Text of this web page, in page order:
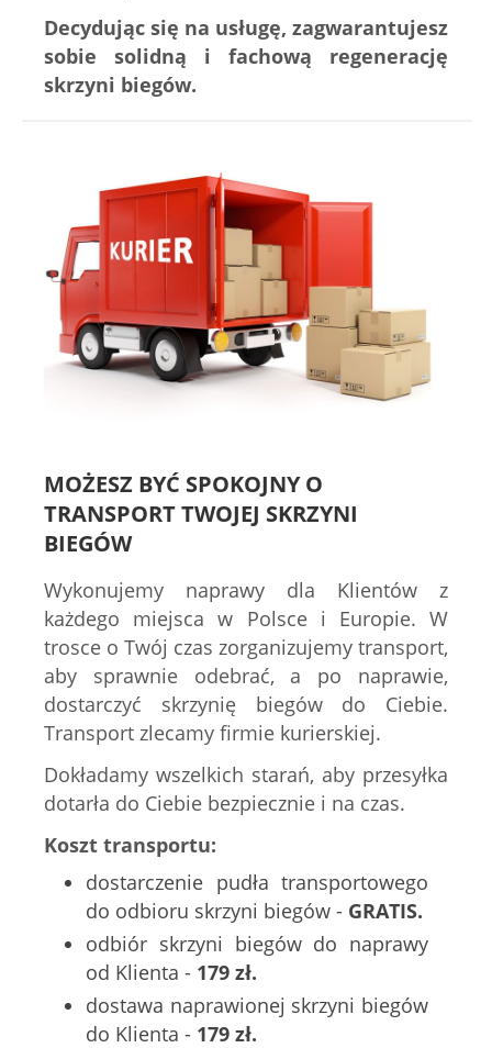
Decydując się na usługę, zagwarantujesz
sobie solidną i fachową regenerację
skrzyni biegów.
MOŻESZ BYĆ SPOKOJNY O
TRANSPORT TWOJEJ SKRZYNI
BIEGÓW
Wykonujemy naprawy dla Klientów z
każdego miejsca w Polsce i Europie. W
trosce o Twój czas zorganizujemy transport,
aby sprawnie odebrać, a po naprawie,
dostarczyć skrzynię biegów do Ciebie.
Transport zlecamy firmie kurierskiej.
Dokładamy wszelkich starań, aby przesyłka
dotarła do Ciebie bezpiecznie i na czas.
Koszt transportu:
dostarczenie pudła transportowego
do odbioru skrzyni biegów - GRATIS.
odbiór skrzyni biegów do naprawy
od Klienta - 179 zł.
dostawa naprawionej skrzyni biegów
do Klienta - 179 zł.